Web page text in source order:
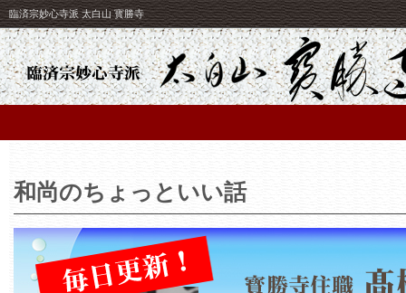
臨済宗妙心寺派 太白山 寳勝寺
和尚のちょっといい話